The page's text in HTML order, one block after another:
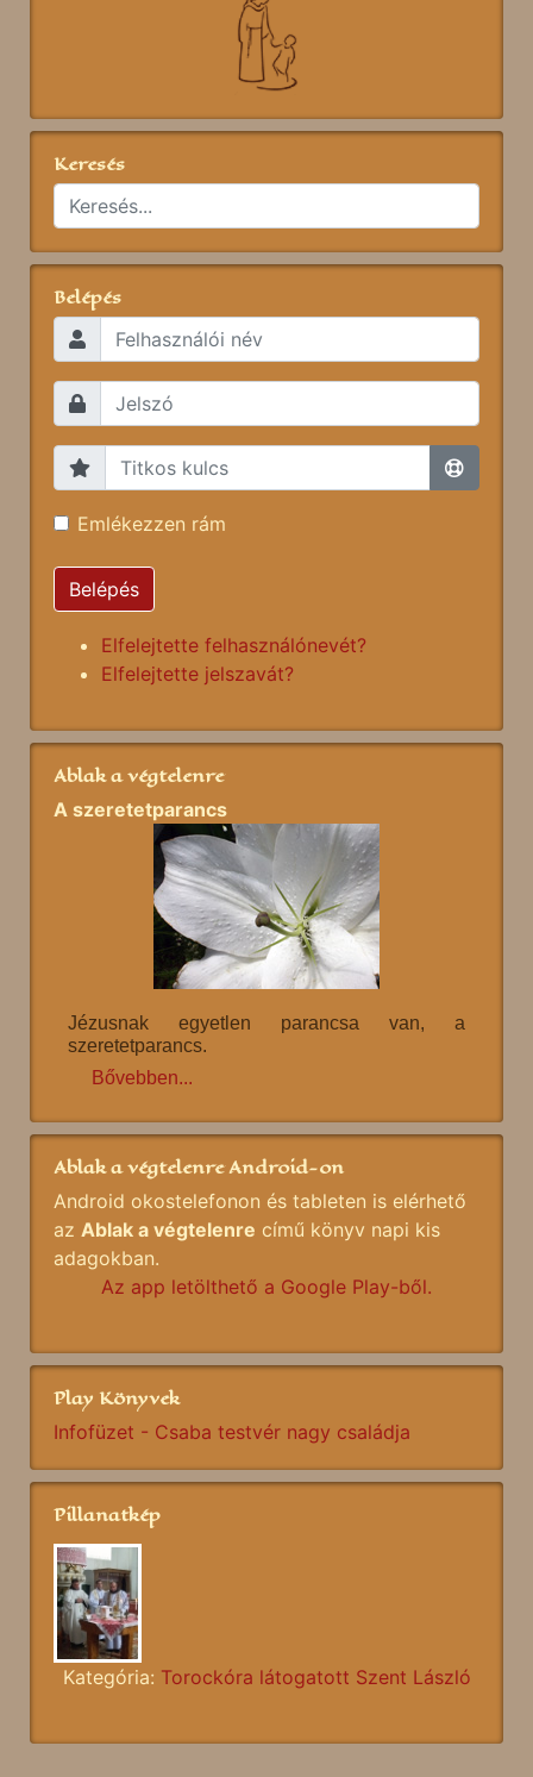
Keresés
Belépés
Emlékezzen rám
Belépés
Elfelejtette felhasználónevét?
Elfelejtette jelszavát?
Ablak a végtelenre
A szeretetparancs
Jézusnak egyetlen parancsa van, a
szeretetparancs.
Bővebben...
Ablak a végtelenre Android-on
Android okostelefonon és tableten is elérhető
az Ablak a végtelenre című könyv napi kis
adagokban.
Az app letölthető a Google Play-ből.
Play Könyvek
Infofüzet - Csaba testvér nagy családja
Pillanatkép
Kategória: Torockóra látogatott Szent László